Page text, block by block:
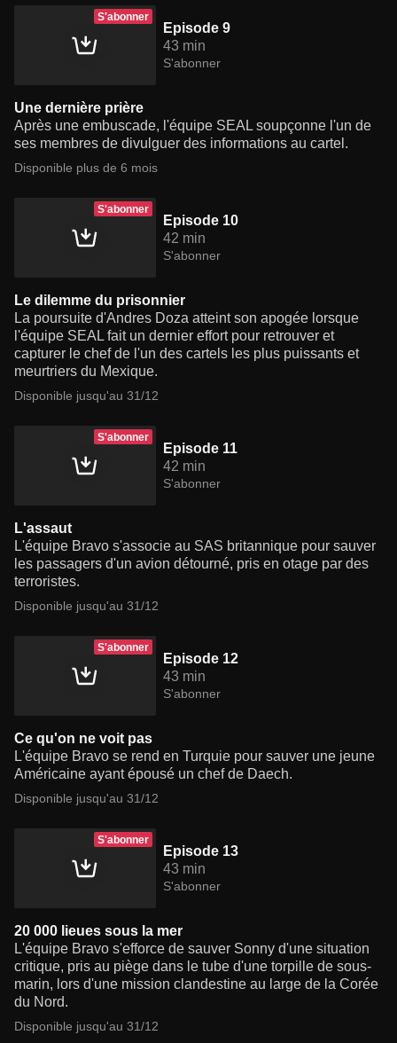
S'abonner
Episode 9
43 min
S'abonner
Une dernière prière
Après une embuscade, l'équipe SEAL soupçonne l'un de
ses membres de divulguer des informations au cartel.
Disponible plus de 6 mois
S'abonner
Episode 10
42 min
S'abonner
Le dilemme du prisonnier
La poursuite d'Andres Doza atteint son apogée lorsque
l'équipe SEAL fait un dernier effort pour retrouver et
capturer le chef de l'un des cartels les plus puissants et
meurtriers du Mexique.
Disponible jusqu'au 31/12
S'abonner
Episode 11
42 min
S'abonner
L'assaut
L'équipe Bravo s'associe au SAS britannique pour sauver
les passagers d'un avion détourné, pris en otage par des
terroristes.
Disponible jusqu'au 31/12
S'abonner
Episode 12
43 min
S'abonner
Ce qu'on ne voit pas
L'équipe Bravo se rend en Turquie pour sauver une jeune
Américaine ayant épousé un chef de Daech.
Disponible jusqu'au 31/12
S'abonner
Episode 13
43 min
S'abonner
20 000 lieues sous la mer
L'équipe Bravo s'efforce de sauver Sonny d'une situation
critique, pris au piège dans le tube d'une torpille de sous-
marin, lors d'une mission clandestine au large de la Corée
du Nord.
Disponible jusqu'au 31/12